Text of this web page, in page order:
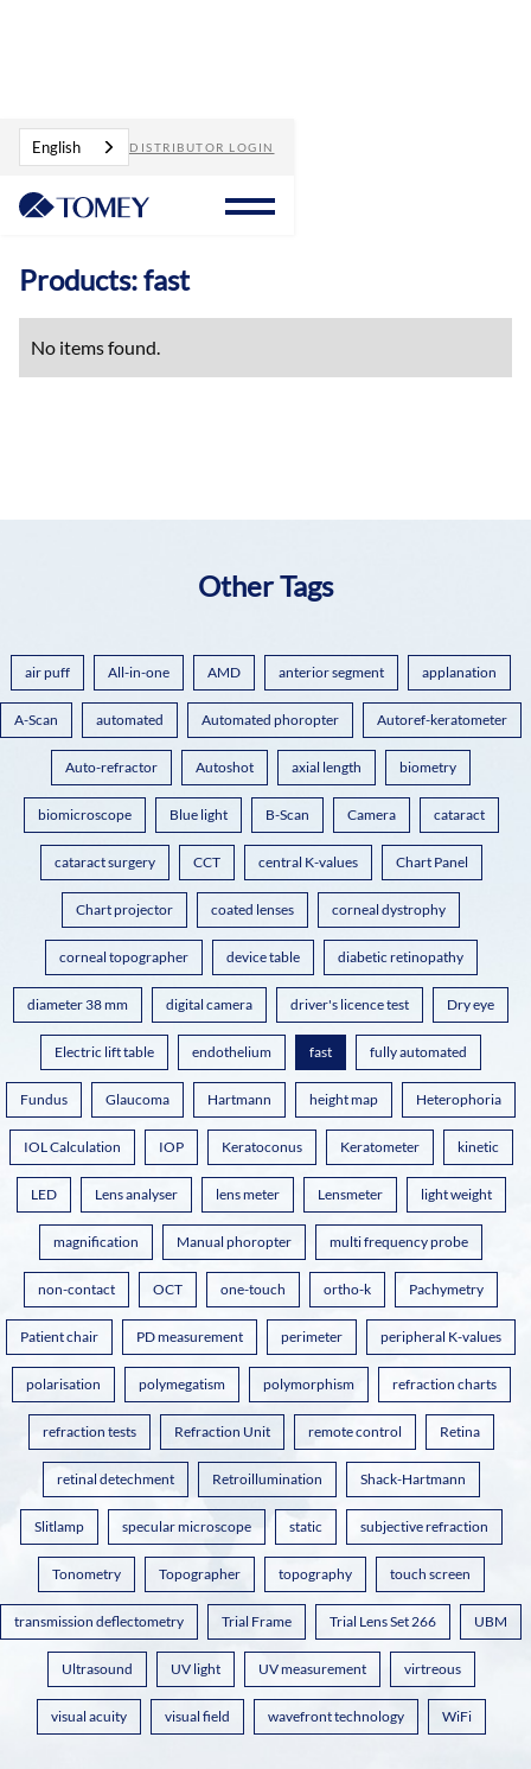
English DISTRIBUTOR LOGIN
Products fast
Products: fast
No items found.
Other Tags
air puff All-in-one AMD anterior segment applanation
A-Scan automated Automated phoropter Autoref-keratometer
Auto-refractor Autoshot axial length biometry
biomicroscope Blue light B-Scan Camera cataract
cataract surgery CCT central K-values Chart Panel
Chart projector coated lenses corneal dystrophy
corneal topographer device table diabetic retinopathy
diameter 38 mm digital camera driver's licence test Dry eye
Electric lift table endothelium fast fully automated
Fundus Glaucoma Hartmann height map Heterophoria
IOL Calculation IOP Keratoconus Keratometer kinetic
LED Lens analyser lens meter Lensmeter light weight
magnification Manual phoropter multi frequency probe
non-contact OCT one-touch ortho-k Pachymetry
Patient chair PD measurement perimeter peripheral K-values
polarisation polymegatism polymorphism refraction charts
refraction tests Refraction Unit remote control Retina
retinal detechment Retroillumination Shack-Hartmann
Slitlamp specular microscope static subjective refraction
Tonometry Topographer topography touch screen
transmission deflectometry Trial Frame Trial Lens Set 266 UBM
Ultrasound UV light UV measurement virtreous
visual acuity visual field wavefront technology WiFi